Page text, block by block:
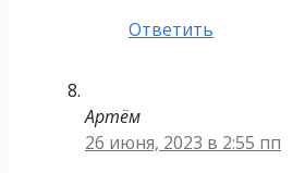
Ответить
Артём
26 июня, 2023 в 2:55 пп